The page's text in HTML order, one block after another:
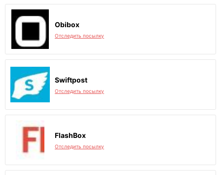
Obibox
Отследить посылку
Swiftpost
Отследить посылку
FlashBox
Отследить посылку